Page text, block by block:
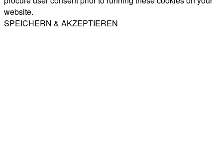
website.
SPEICHERN & AKZEPTIEREN